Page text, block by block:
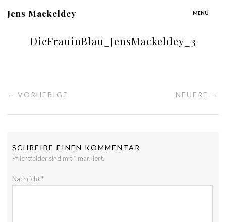
MENÜ
Jens Mackeldey
DieFrauinBlau_JensMackeldey_3
← VORHERIGE NEUERE →
SCHREIBE EINEN KOMMENTAR
Pflichtfelder sind mit* markiert.
Nachricht*